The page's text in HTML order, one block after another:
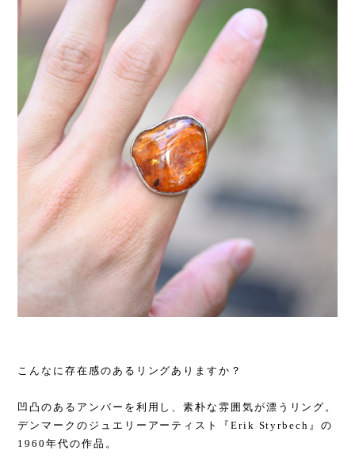
こんなに存在感のあるリングありますか？
凹凸のあるアンバーを利用し、素朴な雰囲気が漂うリング。
デンマークのジュエリーアーティスト『Erik Styrbech』の
1960年代の作品。